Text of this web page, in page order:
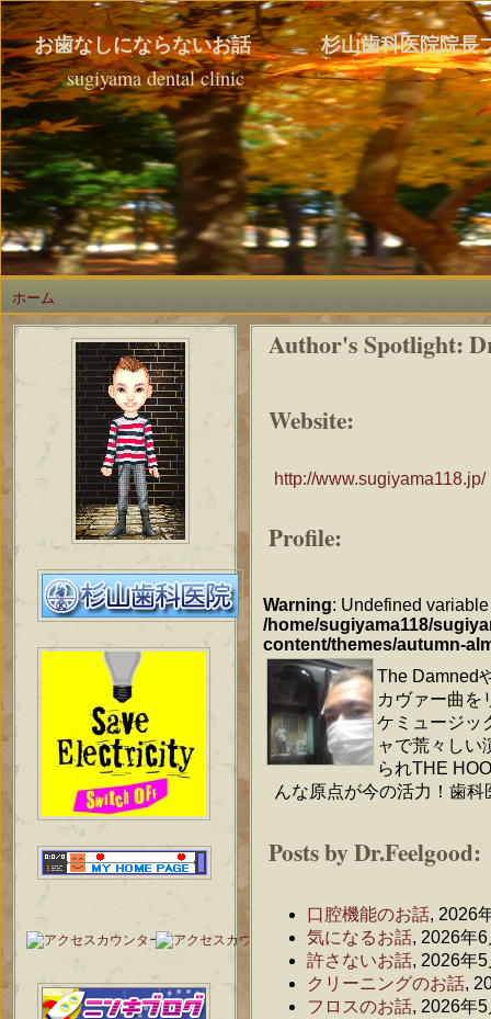
お歯なしにならないお話 杉山歯科医院院長
sugiyama dental clinic
ホーム
Author's Spotlight:
Website:
http://www.sugiyama118.jp/
Profile:
Warning: Undefined
/home/sugiyama118/
content/themes/autumn-
The Damned
カヴァー曲を
ケミュージッ
ャで荒々しい
られTHE
んな原点が今の活力！歯
Posts by Dr.Feelgood:
口腔機能のお話, 2026
気になるお話, 2026年
許さないお話, 2026年
クリーニングのお話,
フロスのお話, 2026年